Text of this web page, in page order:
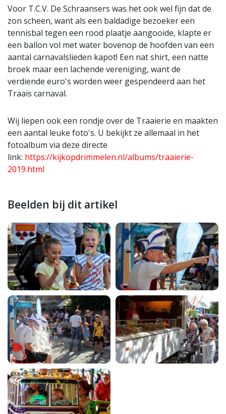
Voor T.C.V. De Schraansers was het ook wel fijn dat de
zon scheen, want als een baldadige bezoeker een
tennisbal tegen een rood plaatje aangooide, klapte er
een ballon vol met water bovenop de hoofden van een
aantal carnavalslieden kapot! Een nat shirt, een natte
broek maar een lachende vereniging, want de
verdiende euro's worden weer gespendeerd aan het
Traais carnaval.
Wij liepen ook een rondje over de Traaierie en maakten
een aantal leuke foto's. U bekijkt ze allemaal in het
fotoalbum via deze directe
link: https://kijkopdrimmelen.nl/albums/traaierie-
2019.html
Beelden bij dit artikel